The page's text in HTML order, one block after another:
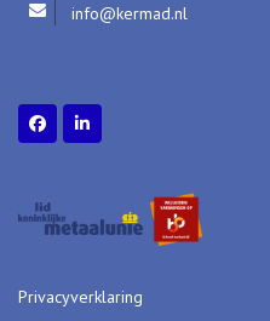
info@kermad.nl
Privacyverklaring